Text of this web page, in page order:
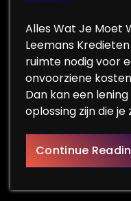
Alles Wat Je Moet
Leemans
ruimte nodig voor
onvoorziene
Dan kan een
oplossing zijn die je
Continue